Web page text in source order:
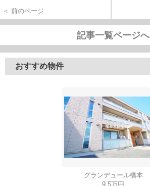
＜ 前のページ
記事一覧ページへ
おすすめ物件
グランデュール橋本
9.5万円